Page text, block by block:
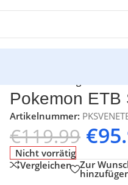
Pokemon ETB
Artikelnummer:
€119.99 €
Nicht vorrätig
Vergleichen
Zur